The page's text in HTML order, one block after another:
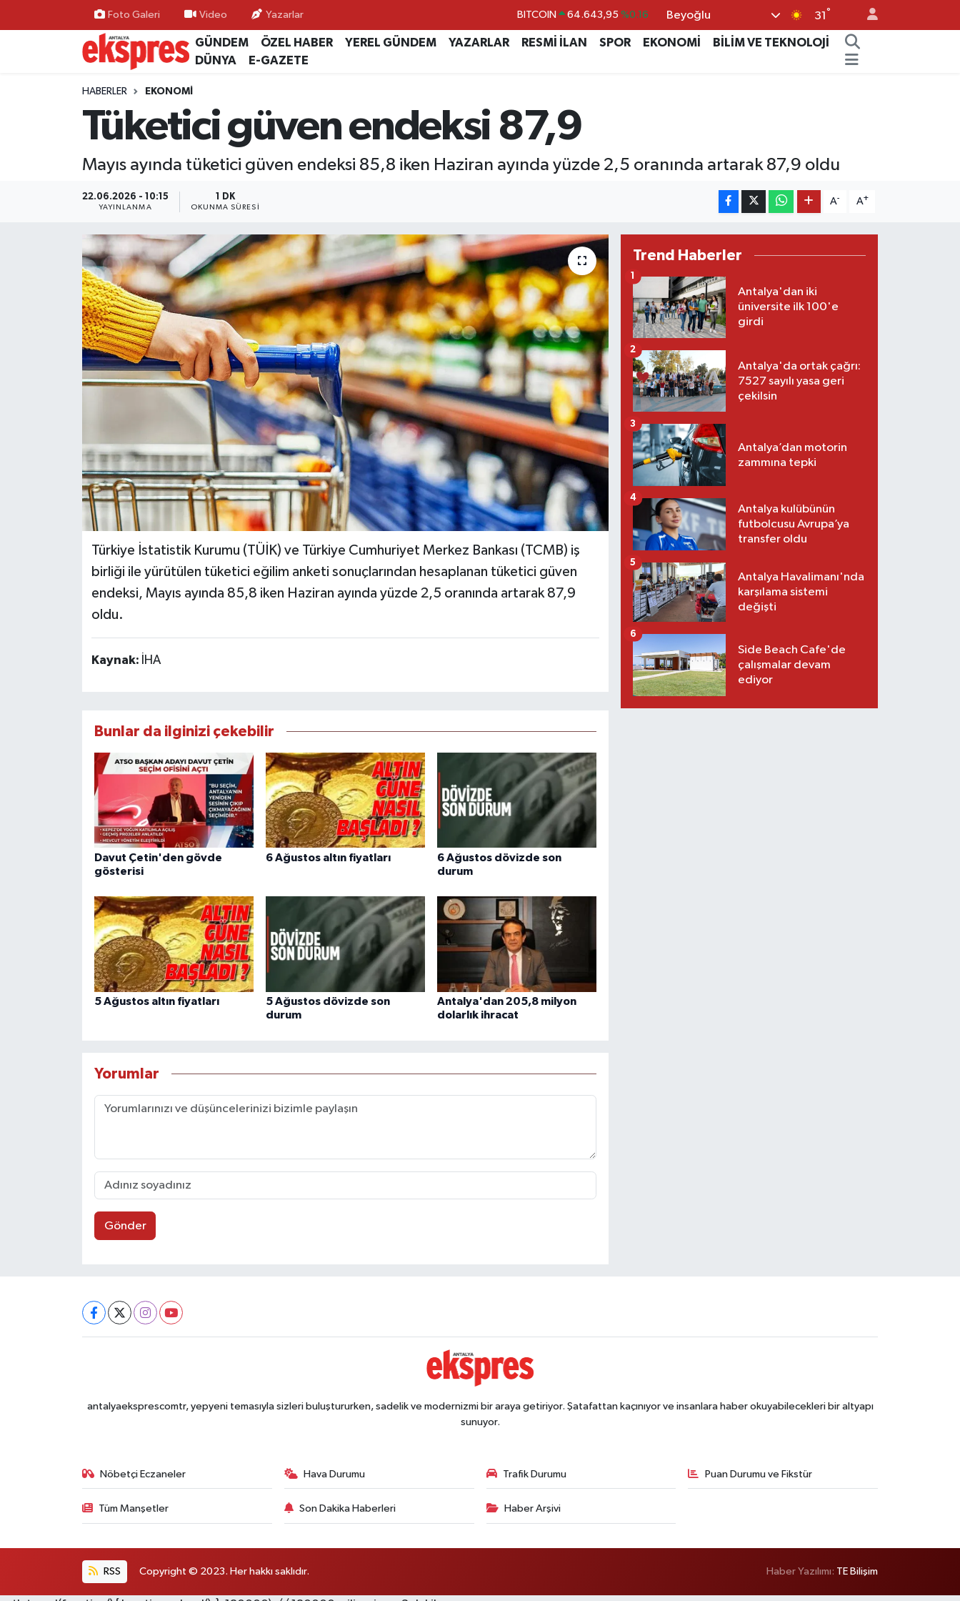
Foto Galeri Video Yazarlar BITCOIN 64.643,95 %0.16
DOLAR 47,6006 %0.06
GRAM ALTIN 6513.94
BİST100
Beyoğlu 31 °
GÜNDEM ÖZEL HABER YEREL GÜNDEM YAZARLAR RESMİ İLAN SPOR EKONOMİ
BİLİM VE TEKNOLOJİ
DÜNYA
E-GAZETE
HABERLER EKONOMİ
Tüketici güven endeksi 87,9
Mayıs ayında tüketici güven endeksi 85,8 iken Haziran ayında yüzde 2,5 oranında artarak 87,9 oldu
22.06.2026 - 10:15
YAYINLANMA
1 DK
OKUNMA SÜRESI
A- A+
Türkiye İstatistik Kurumu (TÜİK) ve Türkiye Cumhuriyet Merkez Bankası (TCMB) iş
birliği ile yürütülen tüketici eğilim anketi sonuçlarından hesaplanan tüketici güven
endeksi, Mayıs ayında 85,8 iken Haziran ayında yüzde 2,5 oranında artarak 87,9
oldu.
Kaynak: İHA
Bunlar da ilginizi çekebilir
Davut Çetin'den gövde
gösterisi
6 Ağustos altın fiyatları
6 Ağustos dövizde son
durum
5 Ağustos altın fiyatları
5 Ağustos dövizde son
durum
Antalya'dan 205,8 milyon
dolarlık ihracat
Yorumlar
Gönder
Trend Haberler
Antalya'dan iki
üniversite ilk 100'e
girdi
1
Antalya'da ortak çağrı:
7527 sayılı yasa geri
çekilsin
2
Antalya’dan motorin
zammına tepki
3
Antalya kulübünün
futbolcusu Avrupa’ya
transfer oldu
4
Antalya Havalimanı'nda
karşılama sistemi
değişti
5
Side Beach Cafe'de
çalışmalar devam
ediyor
6
antalyaeksprescomtr, yepyeni temasıyla sizleri buluştururken, sadelik ve modernizmi bir araya getiriyor. Şatafattan kaçınıyor ve insanlara haber okuyabilecekleri bir altyapı
sunuyor.
Nöbetçi Eczaneler Hava Durumu Trafik Durumu Puan Durumu ve Fikstür
Tüm Manşetler Son Dakika Haberleri Haber Arşivi
RSS Copyright © 2023. Her hakkı saklıdır. Haber Yazılımı: TE Bilişim
ÖZEL HABER
GÜNDEM
EKONOMİ
KÜLTÜR - SANAT
SİYASET
SAĞLIK
EĞİTİM
RÖPORTAJ
VİDEO HABERLER
YAZARLAR
RESMİ İLAN
MAGAZİN
Nöbetçi Eczaneler
Hava Durumu
Süper Lig Puan Durumu ve Fikstür
Tüm Manşetler
Son Dakika Haberleri
Haber Arşivi